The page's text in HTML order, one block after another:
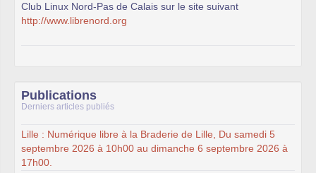
Club Linux Nord-Pas de Calais sur le site suivant
http://www.librenord.org
Publications
Derniers articles publiés
Lille : Numérique libre à la Braderie de Lille, Du samedi 5
septembre 2026 à 10h00 au dimanche 6 septembre 2026 à
17h00.